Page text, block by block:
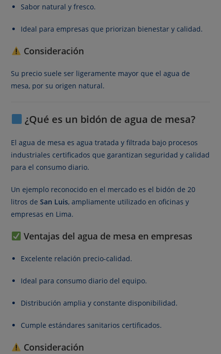
Sabor natural y fresco.
Ideal para empresas que priorizan bienestar y calidad.
Consideración
Su precio suele ser ligeramente mayor que el agua de
mesa, por su origen natural.
¿Qué es un bidón de agua de mesa?
El agua de mesa es agua tratada y filtrada bajo procesos
industriales certificados que garantizan seguridad y calidad
para el consumo diario.
Un ejemplo reconocido en el mercado es el bidón de 20
litros deSan Luis, ampliamente utilizado en oficinas y
empresas en Lima.
Ventajas del agua de mesa en empresas
Excelente relación precio-calidad.
Ideal para consumo diario del equipo.
Distribución amplia y constante disponibilidad.
Cumple estándares sanitarios certificados.
Consideración